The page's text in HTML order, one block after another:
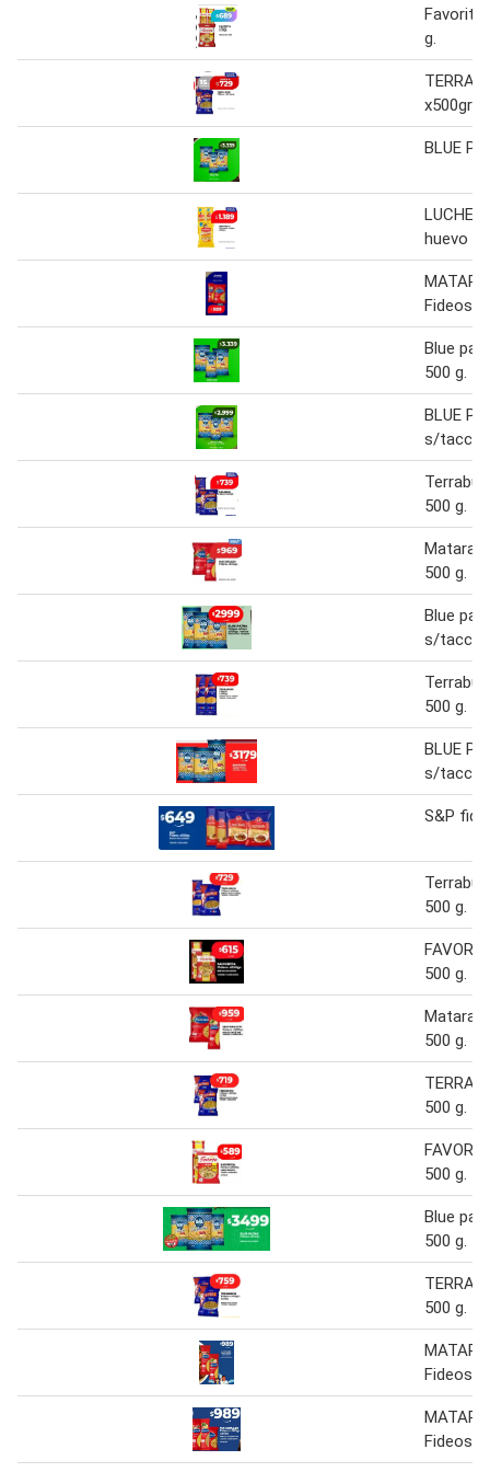
Favorita
g.
x500grs
BLUE
huevo
Fideos
Blue
500 g.
BLUE
s/tacc
500 g.
500 g.
Blue
s/tacc
500 g.
BLUE
s/tacc
S&P
500 g.
500 g.
500 g.
500 g.
500 g.
Blue
500 g.
500 g.
Fideos
Fideos x